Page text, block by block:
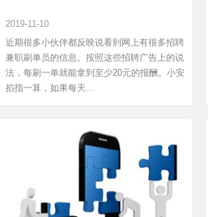
2019-11-10
近期很多小伙伴都反映说看到网上有很多招聘
兼职刷单员的信息。按照这些招聘广告上的说
法，每刷一单就能拿到至少20元的报酬。小安
掐指一算，如果每天...